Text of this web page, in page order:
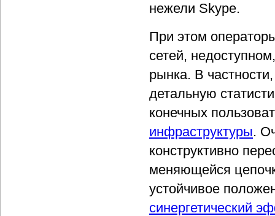
нежели Skype.
При этом
сетей,
рынка. В
детальную
конечных
инфраструктуры.
конструктивно
меняющейся
устойчивое
синергетический